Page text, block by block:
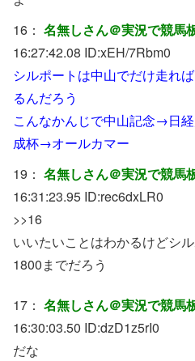
16： 名無しさん＠実況で競馬
16:27:42.08 ID:xEH/7Rbm0
シルポートは中山でだけ走れ
るんだろう
こんなかんじで中山記念→
成杯→オールカマー
19： 名無しさん＠実況で競馬
16:31:23.95 ID:rec6dxLR0
>>16
いいたいことはわかるけどシ
1800までだろう
17： 名無しさん＠実況で競馬
16:30:03.50 ID:dzD1z5rI0
だな